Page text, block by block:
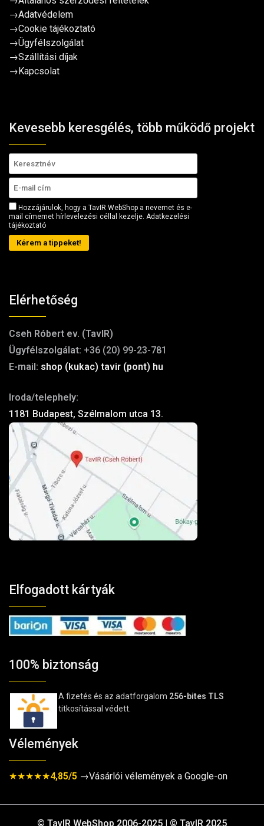
→Adatvédelem
→Cookie tájékoztató
→Ügyfélszolgálat
→Szállítási díjak
→ Kapcsolat
Kevesebb keresgélés, több működő projekt
Hozzájárulok, hogy a TavIR WebShop a nevemet és e-
mail címemet hírlevelezési céllal kezelje. Adatkezelési
tájékoztató
Kérem a tippeket!
Elérhetőség
Cseh Róbert ev. (TavIR)
Ügyfélszolgálat: +36 (20) 99-23-781
E-mail: shop (kukac) tavir (pont) hu
Iroda/telephely:
1181 Budapest, Szélmalom utca 13.
Elfogadott kártyák
100% biztonság
A fizetés és az adatforgalom 256-bites TLS
titkosítással védett.
Vélemények
★★★★★4,85/5 →Vásárlói vélemények a Google-on
© TavIR WebShop 2006-2025 | © TavIR 2025